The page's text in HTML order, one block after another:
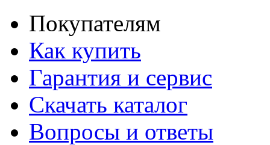
Покупателям
Как купить
Гарантия и сервис
Скачать каталог
Вопросы и ответы